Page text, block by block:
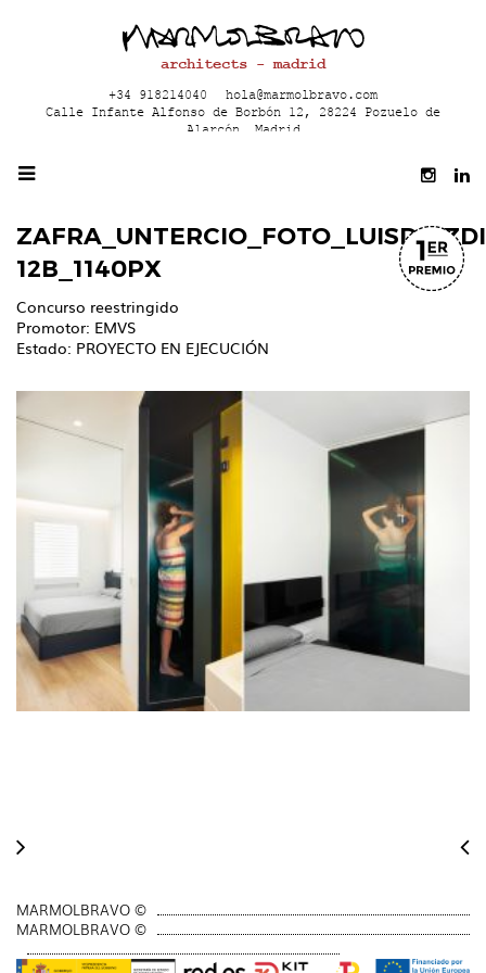
architects - madrid
+34 918214040
hola@marmolbravo.com
Calle Infante Alfonso de Borbón 12, 28224 Pozuelo de
Alarcón, Madrid
12B_1140PX
Concurso reestringido
Promotor: EMVS
Estado: PROYECTO EN EJECUCIÓN
MARMOLBRAVO ©
MARMOLBRAVO ©